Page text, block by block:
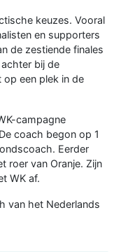
keuzes. Vooral
en supporters
de zestiende finales
bij de
op een plek in de
campagne
coach begon op 1
Eerder
roer van Oranje. Zijn
WK af.
van het Nederlands